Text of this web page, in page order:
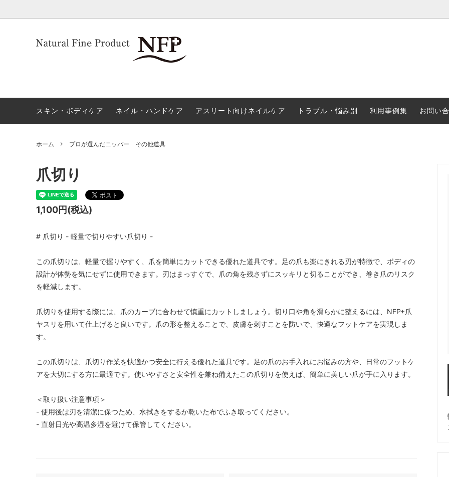
トラブル、悩み別セット プロが選んだニッパー その他道具 スポーツ選手向け 爪割れ予防
スキン・ボディケア ネイル・ハンドケア アスリート向けネイルケア トラブル・悩み別 利用事例集 お問い
ホーム プロが選んだニッパー その他道具
爪切り
1,100円(税込)
# 爪切り - 軽量で切りやすい爪切り -
この爪切りは、軽量で握りやすく、爪を簡単にカットできる優れた道具です。足の爪も楽にきれる刃が特徴で、ボディの
設計が体勢を気にせずに使用できます。刃はまっすぐで、爪の角を残さずにスッキリと切ることができ、巻き爪のリスク
を軽減します。
爪切りを使用する際には、爪のカーブに合わせて慎重にカットしましょう。切り口や角を滑らかに整えるには、NFP+爪
ヤスリを用いて仕上げると良いです。爪の形を整えることで、皮膚を刺すことを防いで、快適なフットケアを実現しま
す。
この爪切りは、爪切り作業を快適かつ安全に行える優れた道具です。足の爪のお手入れにお悩みの方や、日常のフットケ
アを大切にする方に最適です。使いやすさと安全性を兼ね備えたこの爪切りを使えば、簡単に美しい爪が手に入ります。
＜取り扱い注意事項＞
- 使用後は刃を清潔に保つため、水拭きをするか乾いた布でふき取ってください。
- 直射日光や高温多湿を避けて保管してください。